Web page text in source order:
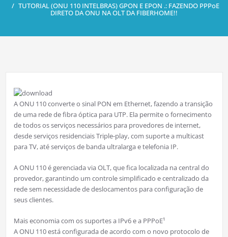
TUTORIAL (ONU 110 INTELBRAS) GPON E EPON .: FAZENDO PPPoE
DIRETO DA ONU NA OLT DA FIBERHOME!!
A ONU 110 converte o sinal PON em Ethernet, fazendo a transição
de uma rede de fibra óptica para UTP. Ela permite o fornecimento
de todos os serviços necessários para provedores de internet,
desde serviços residenciais Triple-play, com suporte a multicast
para TV, até serviços de banda ultralarga e telefonia IP.
A ONU 110 é gerenciada via OLT, que fica localizada na central do
provedor, garantindo um controle simplificado e centralizado da
rede sem necessidade de deslocamentos para configuração de
seus clientes.
Mais economia com os suportes a IPv6 e a PPPoE¹
A ONU 110 está configurada de acordo com o novo protocolo de